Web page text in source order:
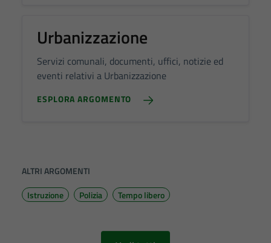
Urbanizzazione
Servizi comunali, documenti, uffici, notizie ed
eventi relativi a Urbanizzazione
ESPLORA ARGOMENTO
ALTRI ARGOMENTI
Istruzione
Polizia Tempo libero